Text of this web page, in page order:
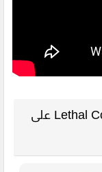
معلومات حول ملف لعبة Lethal Company على